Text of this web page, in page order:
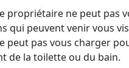
propriétaire ne peut pas
qui peuvent venir vous
peut pas vous charger
de la toilette ou du bain.